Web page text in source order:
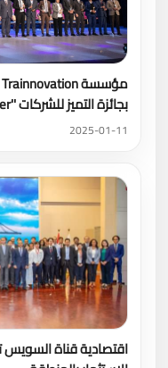
بجائزة التميز للشركات ''The winner
2025-01-11